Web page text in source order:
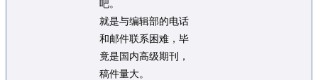
吧。
就是与编辑部的电话
和邮件联系困难，毕
竟是国内高级期刊，
稿件量大。